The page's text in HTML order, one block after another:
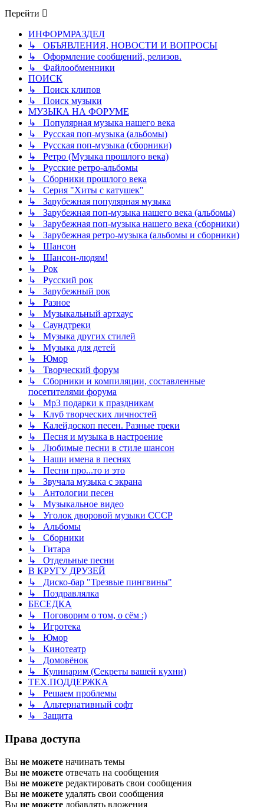
Перейти
ИНФОРМРАЗДЕЛ
↳ ОБЪЯВЛЕНИЯ, НОВОСТИ И ВОПРОСЫ
↳ Оформление сообщений, релизов.
↳ Файлообменники
ПОИСК
↳ Поиск клипов
↳ Поиск музыки
МУЗЫКА НА ФОРУМЕ
↳ Популярная музыка нашего века
↳ Русская поп-музыка (альбомы)
↳ Русская поп-музыка (сборники)
↳ Ретро (Музыка прошлого века)
↳ Русские ретро-альбомы
↳ Сборники прошлого века
↳ Серия "Хиты с катушек"
↳ Зарубежная популярная музыка
↳ Зарубежная поп-музыка нашего века (альбомы)
↳ Зарубежная поп-музыка нашего века (сборники)
↳ Зарубежная ретро-музыка (альбомы и сборники)
↳ Шансон
↳ Шансон-людям!
↳ Рок
↳ Русский рок
↳ Зарубежный рок
↳ Разное
↳ Музыкальный артхаус
↳ Саундтреки
↳ Музыка других стилей
↳ Музыка для детей
↳ Юмор
↳ Творческий форум
↳ Сборники и компиляции, составленные
посетителями форума
↳ Mp3 подарки к праздникам
↳ Клуб творческих личностей
↳ Калейдоскоп песен. Разные треки
↳ Песня и музыка в настроение
↳ Любимые песни в стиле шансон
↳ Наши имена в песнях
↳ Песни про...то и это
↳ Звучала музыка с экрана
↳ Антологии песен
↳ Музыкальное видео
↳ Уголок дворовой музыки СССР
↳ Альбомы
↳ Сборники
↳ Гитара
↳ Отдельные песни
В КРУГУ ДРУЗЕЙ
↳ Диско-бар "Трезвые пингвины"
↳ Поздравлялка
БЕСЕДКА
↳ Поговорим о том, о сём :)
↳ Игротека
↳ Юмор
↳ Кинотеатр
↳ Домовёнок
↳ Кулинарим (Секреты вашей кухни)
ТЕХ.ПОДДЕРЖКА
↳ Решаем проблемы
↳ Альтернативный софт
↳ Защита
Права доступа
Вы не можете начинать темы
Вы не можете отвечать на сообщения
Вы не можете редактировать свои сообщения
Вы не можете удалять свои сообщения
Вы не можете добавлять вложения